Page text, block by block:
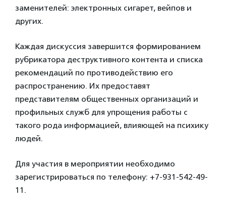
заменителей: электронных сигарет, вейпов и
других.
Каждая дискуссия завершится формированием
рубрикатора деструктивного контента и списка
рекомендаций по противодействию его
распространению. Их предоставят
представителям общественных организаций и
профильных служб для упрощения работы с
такого рода информацией, влияющей на психику
людей.
Для участия в мероприятии необходимо
зарегистрироваться по телефону: +7-931-542-49-
11.